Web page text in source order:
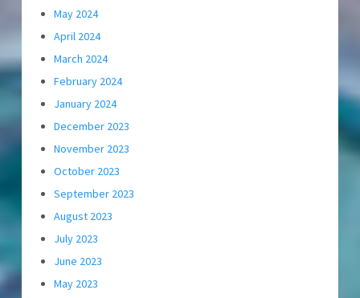
May 2024
April 2024
March 2024
February 2024
January 2024
December 2023
November 2023
October 2023
September 2023
August 2023
July 2023
June 2023
May 2023